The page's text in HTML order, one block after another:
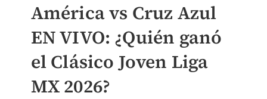
América vs Cruz Azul
EN VIVO: ¿Quién ganó
el Clásico Joven Liga
MX 2026?